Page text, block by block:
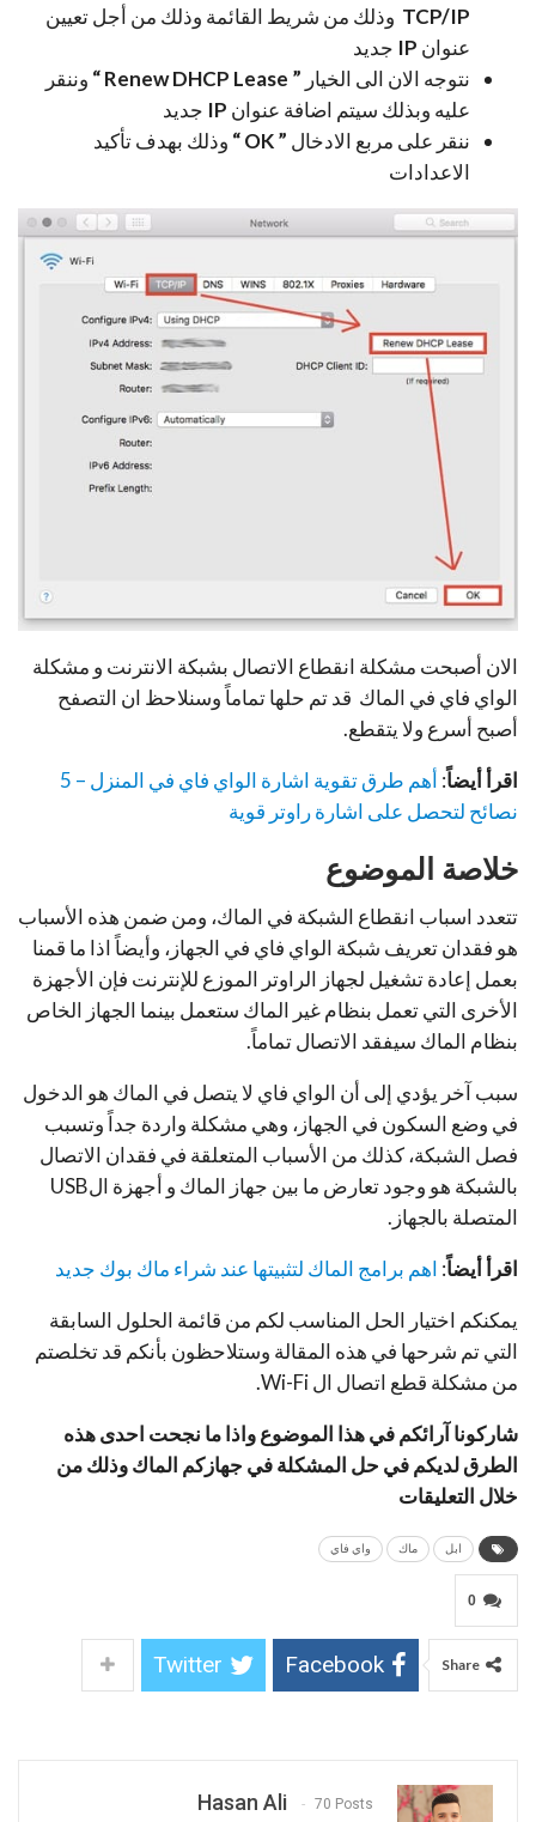
TCP/IP وذلك من شريط القائمة وذلك من أجل تعيين
عنوان IP جديد
نتوجه الان الى الخيار ” Renew DHCP Lease “
وننقر
عليه وبذلك سيتم اضافة عنوان IP جديد
ننقر على مربع الادخال ” OK “
وذلك بهدف تأكيد
الاعدادات
الان أصبحت مشكلة انقطاع الاتصال بشبكة الانترنت و مشكلة
الواي فاي في الماك قد تم حلها تماماً وسنلاحظ ان التصفح
أصبح أسرع ولا يتقطع.
اقرأ أيضاً:
أهم طرق تقوية اشارة الواي فاي في المنزل – 5
نصائح لتحصل على اشارة راوتر قوية
خلاصة الموضوع
تتعدد اسباب انقطاع الشبكة في الماك، ومن ضمن هذه الأسباب
هو فقدان تعريف شبكة الواي فاي في الجهاز، وأيضاً اذا ما قمنا
بعمل إعادة تشغيل لجهاز الراوتر الموزع للإنترنت فإن الأجهزة
الأخرى التي تعمل بنظام غير الماك ستعمل بينما الجهاز الخاص
بنظام الماك سيفقد الاتصال تماماً.
سبب آخر يؤدي إلى أن الواي فاي لا يتصل في الماك هو الدخول
في وضع السكون في الجهاز، وهي مشكلة واردة جداً وتسبب
فصل الشبكة، كذلك من الأسباب المتعلقة في فقدان الاتصال
بالشبكة هو وجود تعارض ما بين جهاز الماك و أجهزة الUSB
المتصلة بالجهاز.
اقرأ أيضاً: اهم برامج الماك لتثبيتها عند شراء ماك بوك جديد
يمكنكم اختيار الحل المناسب لكم من قائمة الحلول السابقة
التي تم شرحها في هذه المقالة وستلاحظون بأنكم قد تخلصتم
من مشكلة قطع اتصال ال Wi-Fi.
شاركونا آرائكم في هذا الموضوع واذا ما نجحت احدى هذه
الطرق لديكم في حل المشكلة في جهازكم الماك وذلك من
خلال التعليقات
ابل ماك واي فاي
0
Share
Facebook
Twitter
Hasan Ali 70 Posts